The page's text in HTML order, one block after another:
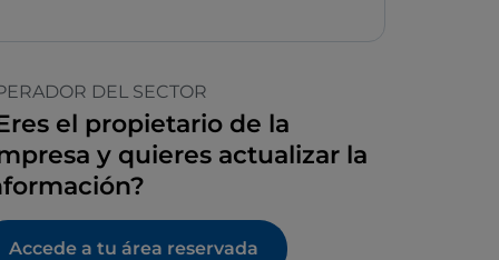
DEL SECTOR
el propietario de la
y quieres actualizar la
Accede a tu área reservada